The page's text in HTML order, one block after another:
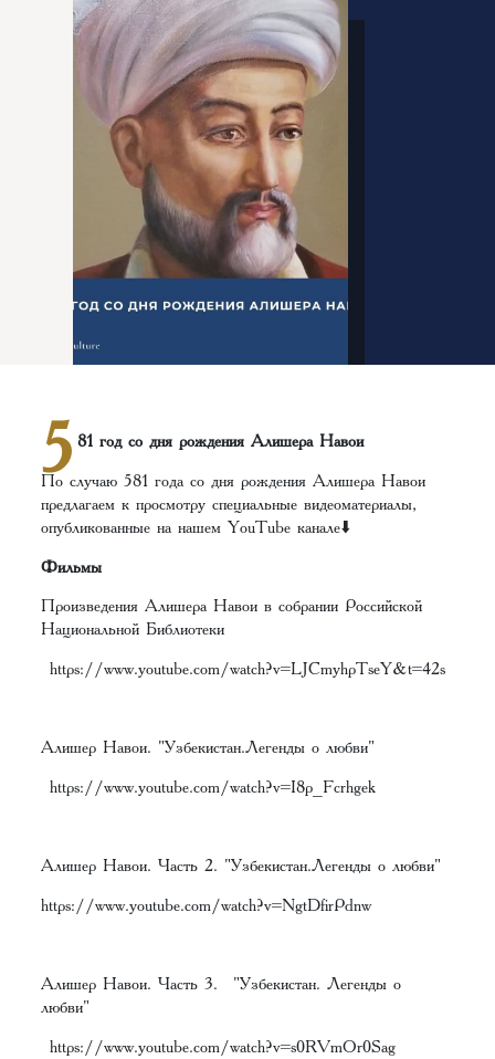
5 81 год со дня рождения Алишера Навои
По случаю 581 года со дня рождения Алишера Навои
предлагаем к просмотру специальные видеоматериалы,
опубликованные на нашем YouTube канале⬇️
Фильмы
Произведения Алишера Навои в собрании Российской
Национальной Библиотеки
https://www.youtube.com/watch?v=LJCmyhpTseY&t=42s
Алишер Навои. "Узбекистан.Легенды о любви"
https://www.youtube.com/watch?v=I8p_Fcrhgek
Алишер Навои. Часть 2. "Узбекистан.Легенды о любви"
https://www.youtube.com/watch?v=NgtDfirPdnw
Алишер Навои. Часть 3. "Узбекистан. Легенды о
любви"
https://www.youtube.com/watch?v=s0RVmOr0Sag